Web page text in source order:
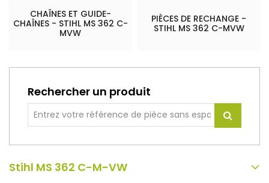
CHAÎNES ET GUIDE-
CHAÎNES - STIHL MS 362 C-
MVW
PIÈCES DE RECHANGE -
STIHL MS 362 C-MVW
Rechercher un produit
Stihl MS 362 C-M-VW